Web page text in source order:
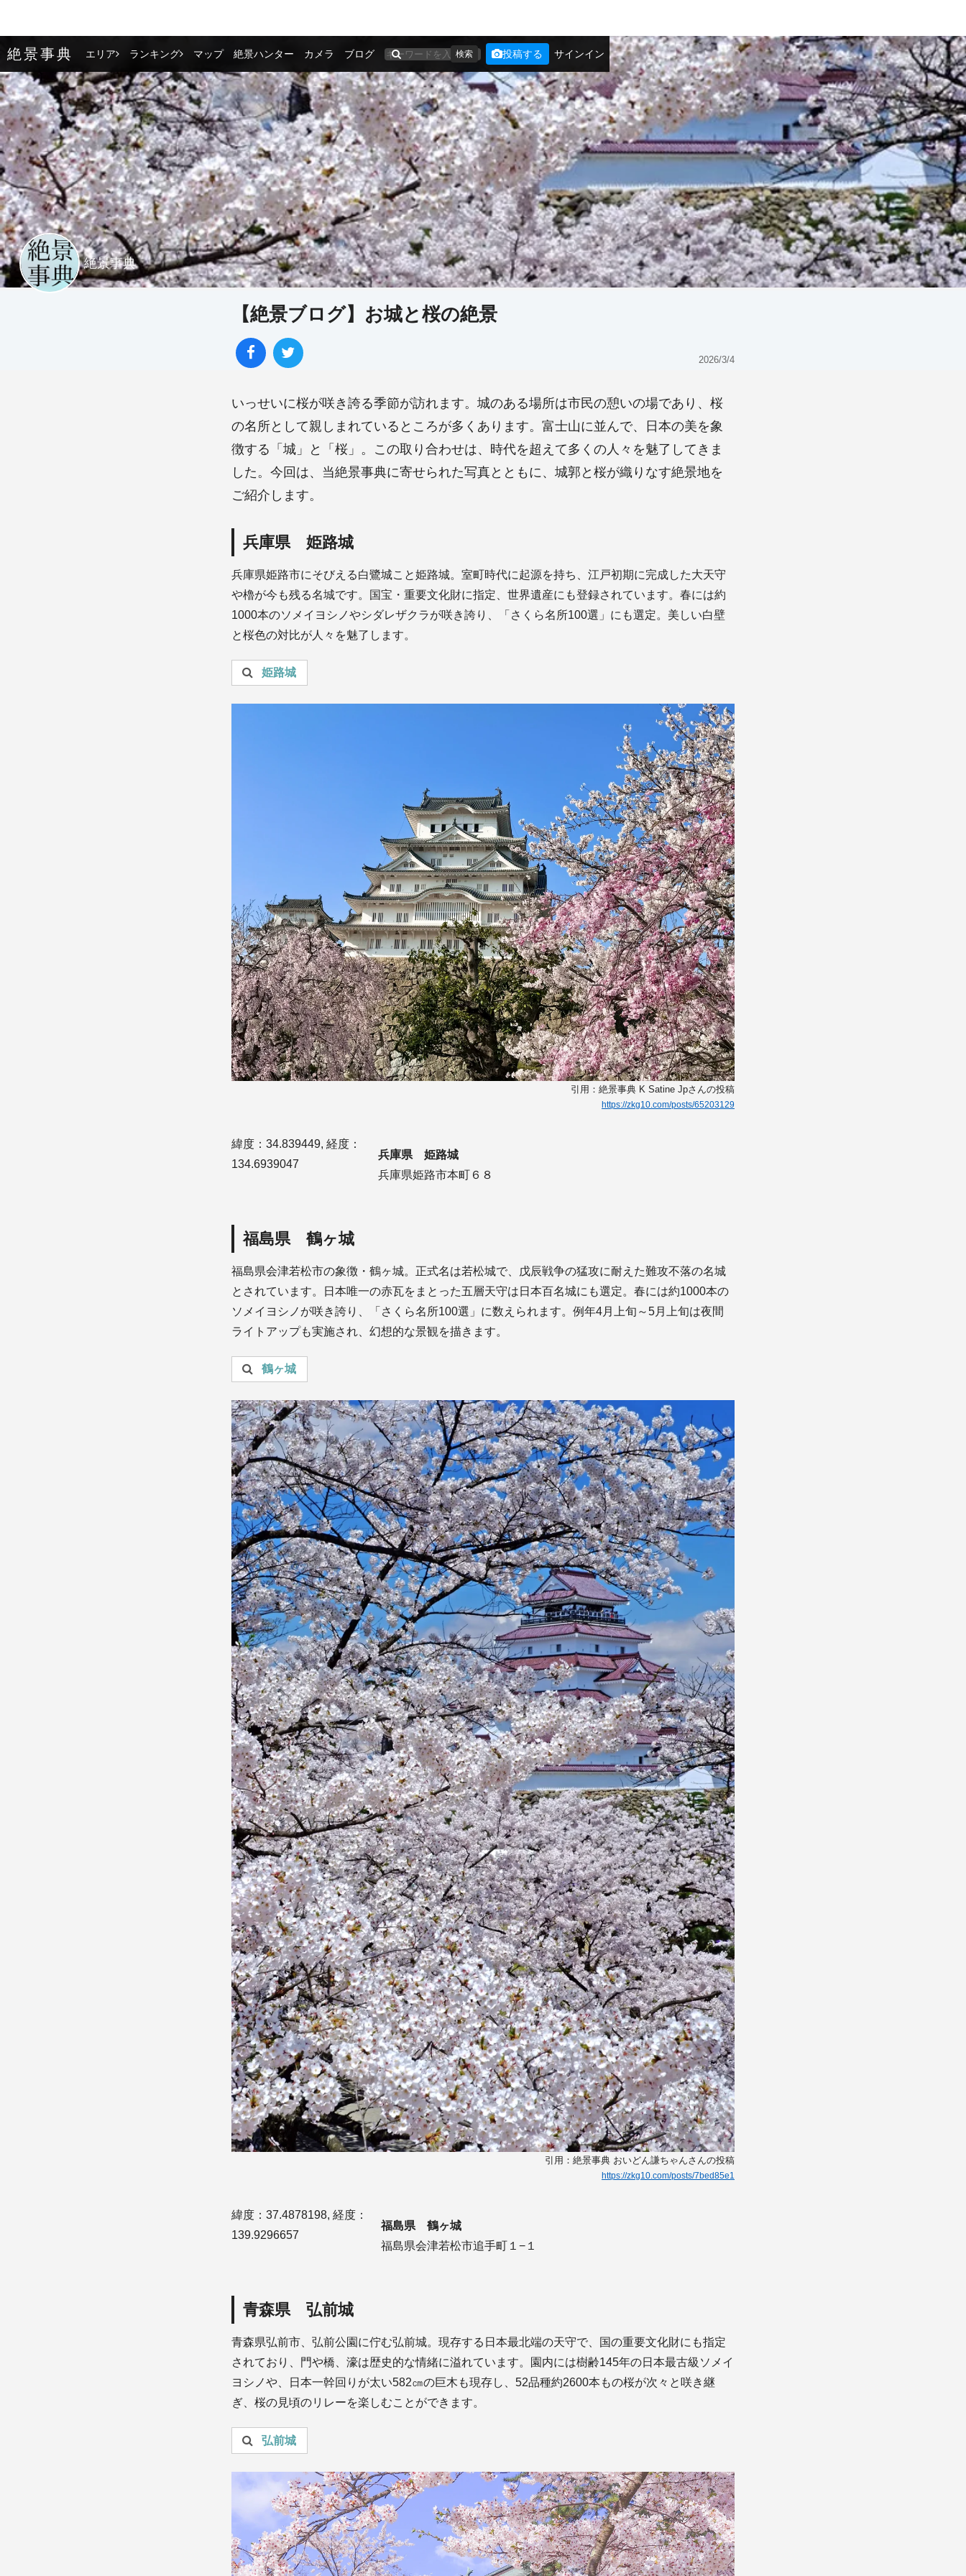
絶景事典 エリア ランキング マップ 絶景ハンター カメラ ブログ 検索 投稿する サインイン
【絶景ブログ】お城と桜の絶景
2026/3/4
絶景事典
いっせいに桜が咲き誇る季節が訪れます。城のある場所は市民の憩いの場であり、桜
の名所として親しまれているところが多くあります。富士山に並んで、日本の美を象
徴する「城」と「桜」。この取り合わせは、時代を超えて多くの人々を魅了してきま
した。今回は、当絶景事典に寄せられた写真とともに、城郭と桜が織りなす絶景地を
ご紹介します。
兵庫県 姫路城
兵庫県姫路市にそびえる白鷺城こと姫路城。室町時代に起源を持ち、江戸初期に完成した大天守
や櫓が今も残る名城です。国宝・重要文化財に指定、世界遺産にも登録されています。春には約
1000本のソメイヨシノやシダレザクラが咲き誇り、「さくら名所100選」にも選定。美しい白壁
と桜色の対比が人々を魅了します。
投稿を検索：
姫路城
引用：絶景事典 K Satine Jpさんの投稿
https://zkg10.com/posts/65203129
緯度：34.839449, 経度：
134.6939047
兵庫県 姫路城
兵庫県姫路市本町６８
福島県 鶴ヶ城
福島県会津若松市の象徴・鶴ヶ城。正式名は若松城で、戊辰戦争の猛攻に耐えた難攻不落の名城
とされています。日本唯一の赤瓦をまとった五層天守は日本百名城にも選定。春には約1000本の
ソメイヨシノが咲き誇り、「さくら名所100選」に数えられます。例年4月上旬～5月上旬は夜間
ライトアップも実施され、幻想的な景観を描きます。
投稿を検索：
鶴ヶ城
引用：絶景事典 おいどん謙ちゃんさんの投稿
https://zkg10.com/posts/7bed85e1
緯度：37.4878198, 経度：
139.9296657
福島県 鶴ヶ城
福島県会津若松市追手町１−１
青森県 弘前城
青森県弘前市、弘前公園に佇む弘前城。現存する日本最北端の天守で、国の重要文化財にも指定
されており、門や橋、濠は歴史的な情緒に溢れています。園内には樹齢145年の日本最古級ソメイ
ヨシノや、日本一幹回りが太い582㎝の巨木も現存し、52品種約2600本もの桜が次々と咲き継
ぎ、桜の見頃のリレーを楽しむことができます。
投稿を検索：
弘前城